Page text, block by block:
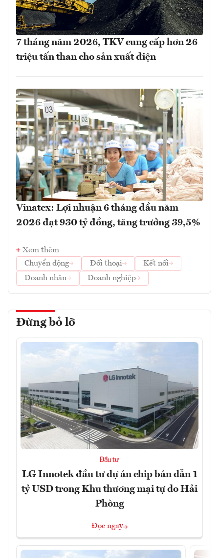
7 tháng năm 2026, TKV cung cấp hơn 26
triệu tấn than cho sản xuất điện
Vinatex: Lợi nhuận 6 tháng đầu năm
2026 đạt 930 tỷ đồng, tăng trưởng 39,5%
Xem thêm
Chuyển động
Đối thoại
Kết nối
Doanh nhân
Doanh nghiệp
Đừng bỏ lỡ
Đầu tư
LG Innotek đầu tư dự án chip bán dẫn 1
tỷ USD trong Khu thương mại tự do Hải
Phòng
Đọc ngay